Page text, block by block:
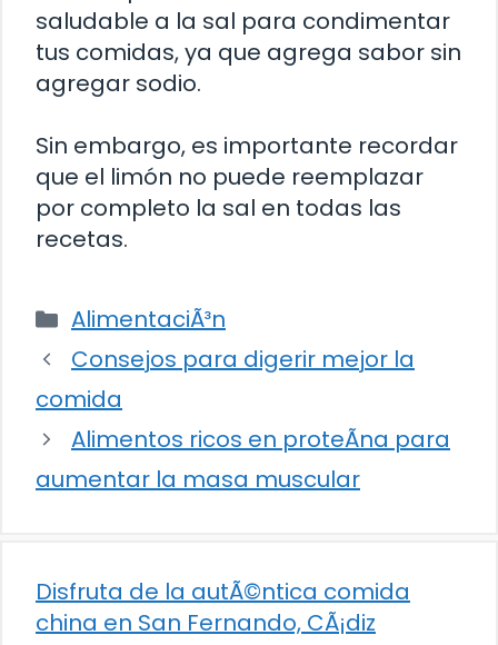
saludable a la sal para condimentar
tus comidas, ya que agrega sabor sin
agregar sodio.
Sin embargo, es importante recordar
que el limón no puede reemplazar
por completo la sal en todas las
recetas.
Categorías
AlimentaciÃ³n
Consejos para digerir mejor la
comida
Alimentos ricos en proteÃ­na para
aumentar la masa muscular
Disfruta de la autÃ©ntica comida
china en San Fernando, CÃ¡diz